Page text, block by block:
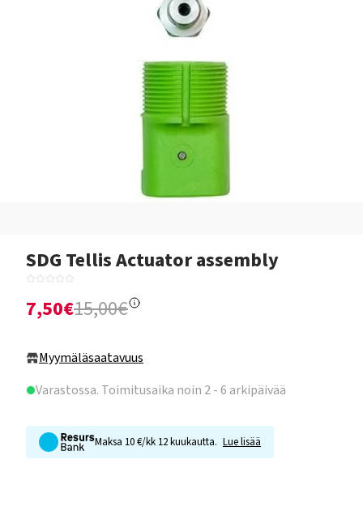
SDG Tellis Actuator assembly
7,50€15,00€
Myymäläsaatavuus
Varastossa. Toimitusaika noin 2 - 6 arkipäivää
Maksa 10 €/kk 12 kuukautta. Lue lisää